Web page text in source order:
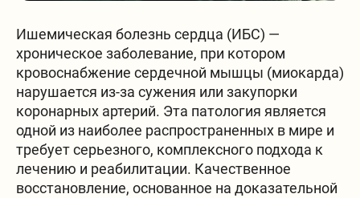
Частые вопросы
Онлайн бронь
Ишемическая болезнь сердца (ИБС) —
хроническое заболевание, при котором
кровоснабжение сердечной мышцы (миокарда)
нарушается из-за сужения или закупорки
коронарных артерий. Эта патология является
одной из наиболее распространенных в мире и
требует серьезного, комплексного подхода к
лечению и реабилитации. Качественное
восстановление, основанное на доказательной